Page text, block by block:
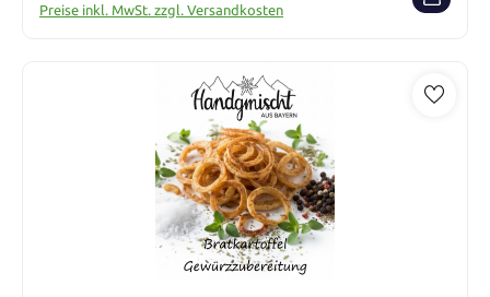
Preise inkl. MwSt. zzgl. Versandkosten